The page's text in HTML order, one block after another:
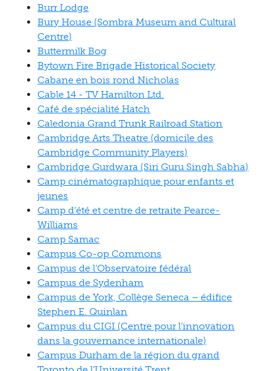
Burr Lodge
Bury House (Sombra Museum and Cultural
Centre)
Buttermilk Bog
Bytown Fire Brigade Historical Society
Cabane en bois rond Nicholas
Cable 14 - TV Hamilton Ltd.
Café de spécialité Hatch
Caledonia Grand Trunk Railroad Station
Cambridge Arts Theatre (domicile des
Cambridge Community Players)
Cambridge Gurdwara (Siri Guru Singh Sabha)
Camp cinématographique pour enfants et
jeunes
Camp d’été et centre de retraite Pearce-
Williams
Camp Samac
Campus Co-op Commons
Campus de l’Observatoire fédéral
Campus de Sydenham
Campus de York, Collège Seneca – édifice
Stephen E. Quinlan
Campus du CIGI (Centre pour l’innovation
dans la gouvernance internationale)
Campus Durham de la région du grand